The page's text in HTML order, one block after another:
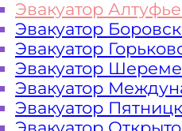
Эвакуатор
Эвакуатор
Эвакуатор
Эвакуатор
Эвакуатор
Эвакуатор